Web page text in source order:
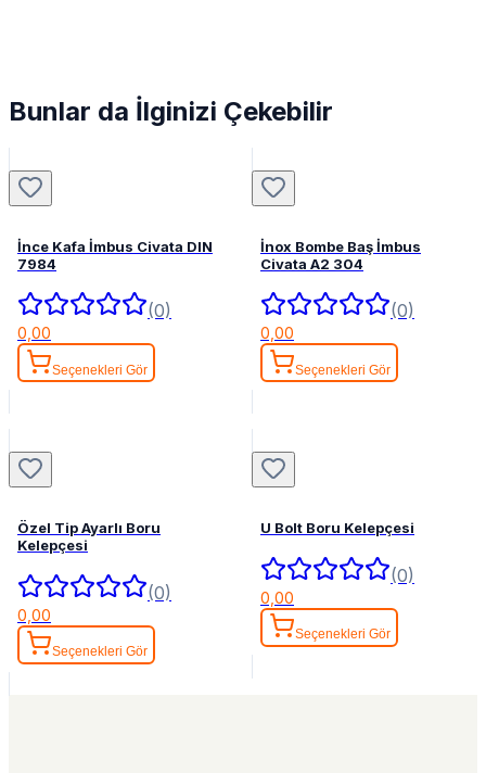
Bunlar da İlginizi Çekebilir
İnce Kafa İmbus Civata DIN
7984
(0)
0,00
Seçenekleri Gör
İnox Bombe Baş İmbus
Civata A2 304
(0)
0,00
Seçenekleri Gör
Özel Tip Ayarlı Boru
Kelepçesi
(0)
0,00
Seçenekleri Gör
U Bolt Boru Kelepçesi
(0)
0,00
Seçenekleri Gör